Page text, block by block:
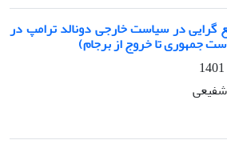
گرایی در سیاست خارجی دونالد ترامپ در
جمهوری تا خروج از برجام)